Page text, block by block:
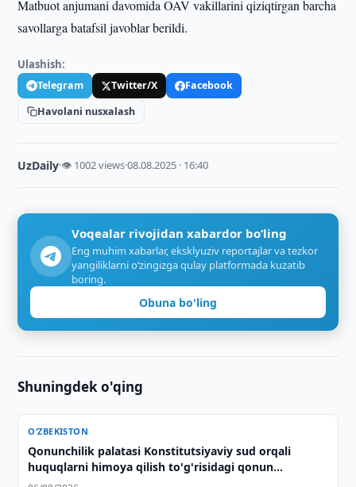
Matbuot anjumani davomida OAV vakillarini qiziqtirgan barcha
savollarga batafsil javoblar berildi.
Ulashish:
Telegram Twitter/X
Facebook
Havolani nusxalash
UzDaily·👁 1002 views·08.08.2025 · 16:40
Voqealar rivojidan xabardor bo‘ling
Eng muhim xabarlar, eksklyuziv reportajlar va tezkor
yangiliklarni o‘zingizga qulay platformada kuzatib
boring.
Obuna bo'ling
Shuningdek o'qing
O‘ZBEKISTON
Qonunchilik palatasi Konstitutsiyaviy sud orqali
huquqlarni himoya qilish to'g'risidagi qonun
loyihasini ma'qulladi